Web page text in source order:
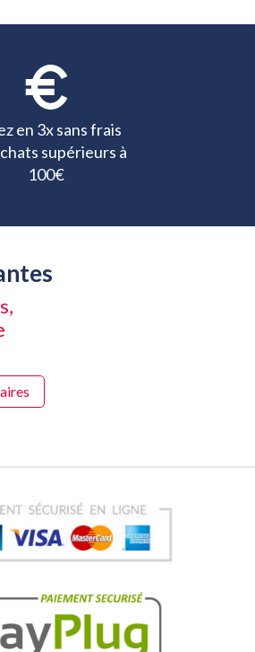
en 3x sans frais
supérieurs à
100€